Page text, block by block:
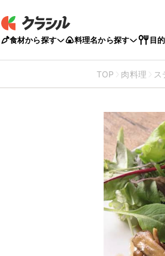
食材から探す 料理名から探す 目
TOP 肉料理 ス